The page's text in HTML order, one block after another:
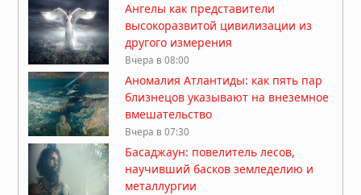
Ангелы как представители
высокоразвитой цивилизации из
другого измерения
Вчера в 08:00
Аномалия Атлантиды: как пять пар
близнецов указывают на внеземное
вмешательство
Вчера в 07:30
Басаджаун: повелитель лесов,
научивший басков земледелию и
металлургии